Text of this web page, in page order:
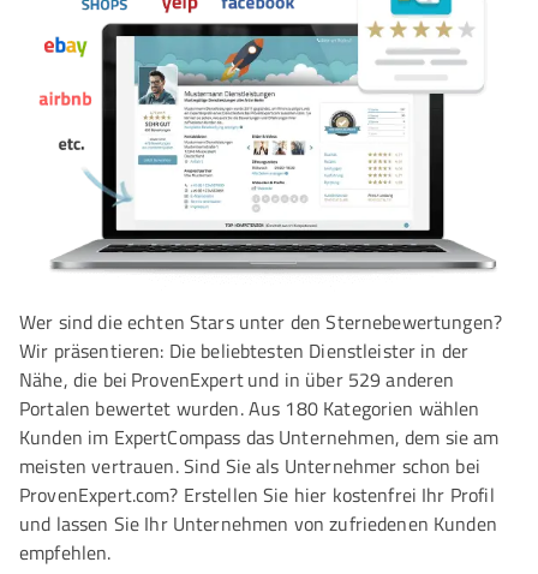
Wer sind die echten Stars unter den Sternebewertungen?
Wir präsentieren: Die beliebtesten Dienstleister in der
Nähe, die bei ProvenExpert und in über 529 anderen
Portalen bewertet wurden. Aus 180 Kategorien wählen
Kunden im ExpertCompass das Unternehmen, dem sie am
meisten vertrauen. Sind Sie als Unternehmer schon bei
ProvenExpert.com? Erstellen Sie hier kostenfrei Ihr Profil
und lassen Sie Ihr Unternehmen von zufriedenen Kunden
empfehlen.